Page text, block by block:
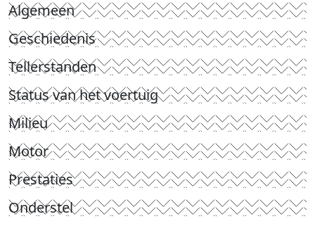
Algemeen
Geschiedenis
Tellerstanden
Status van het voertuig
Milieu
Motor
Prestaties
Onderstel